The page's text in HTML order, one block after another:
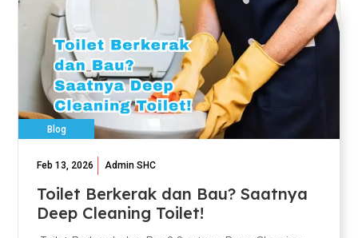
Blog
Feb 13, 2026 Admin SHC
Toilet Berkerak dan Bau? Saatnya
Deep Cleaning Toilet!